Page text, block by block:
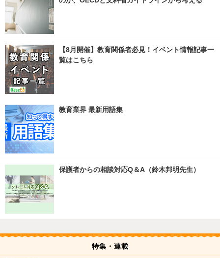
【8月開催】教育関係者必見！イベント情報記事一
覧はこちら
教育業界 最新用語集
保護者からの相談対応Q＆A（鈴木邦明先生）
特集・連載